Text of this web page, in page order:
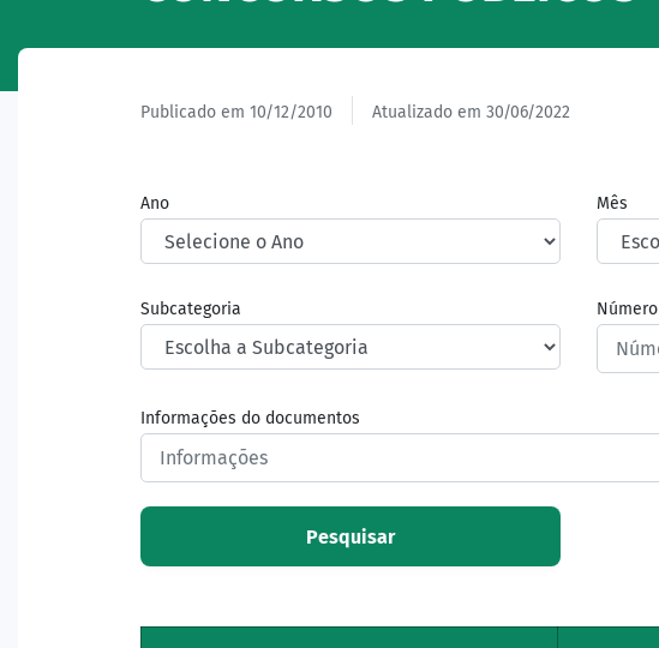
Publicado em 10/12/2010 Atualizado em 30/06/2022
Ano Mês
Subcategoria Número
Informações do documentos
Pesquisar